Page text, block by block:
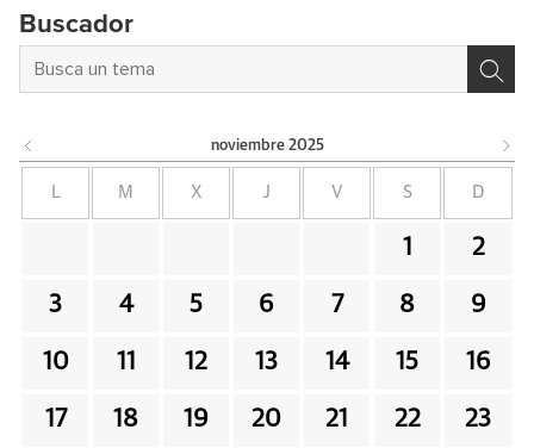
Buscador
noviembre 2025
L M X J V S D
1 2
3 4 5 6 7 8 9
10 11 12 13 14 15 16
17 18 19 20 21 22 23